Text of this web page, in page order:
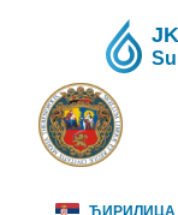
ЋИРИЛИЦА